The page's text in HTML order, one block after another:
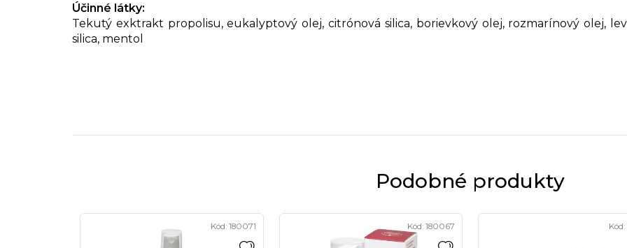
Účinné látky:
Tekutý exktrakt propolisu, eukalyptový olej, citrónová silica, borievkový olej, rozmarínový olej,
silica, mentol
Podobné produkty
Kód: 180071 Kód: 180067 Kód: